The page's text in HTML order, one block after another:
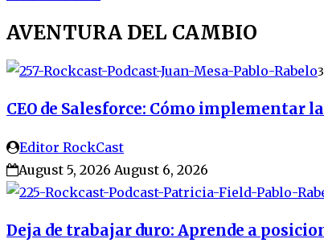
AVENTURA DEL CAMBIO
CEO de Salesforce: Cómo implementar
Editor RockCast
August 5, 2026 August 6, 2026
Deja de trabajar duro: Aprende a